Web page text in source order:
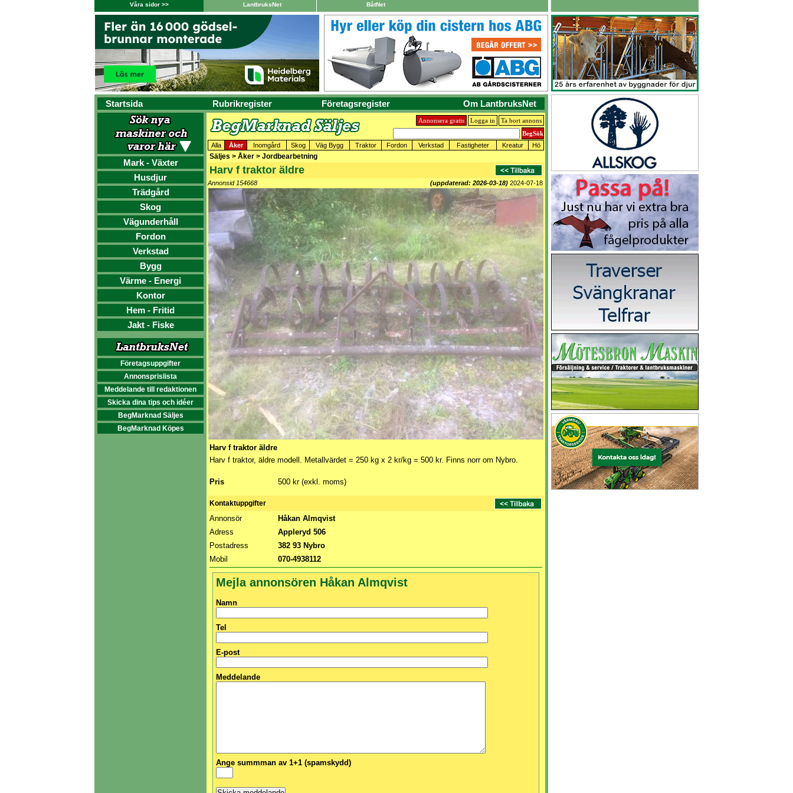
Våra sidor >> LantbruksNet BåtNet
Startsida Rubrikregister Företagsregister Om LantbruksNet
Mark - Växter
Husdjur
Trädgård
Skog
Vägunderhåll
Fordon
Verkstad
Bygg
Värme - Energi
Kontor
Hem - Fritid
Jakt - Fiske
Företagsuppgifter
Annonsprislista
Meddelande till redaktionen
Skicka dina tips och idéer
BegMarknad Säljes
BegMarknad Köpes
Annonsera gratis Logga in Ta bort annons
Alla Åker Inomgård Skog Väg Bygg Traktor Fordon Verkstad Fastigheter Kreatur Hö
Säljes > Åker > Jordbearbetning
Harv f traktor äldre
Annonsid 154668 (uppdaterad: 2026-03-18) 2024-07-18
Harv f traktor äldre
Harv f traktor, äldre modell. Metallvärdet = 250 kg x 2 kr/kg = 500 kr. Finns norr om Nybro.
Pris 500 kr (exkl. moms)
Kontaktuppgifter
Annonsör
Håkan Almqvist
Adress
Appleryd 506
Postadress
382 93 Nybro
Mobil
070-4938112
Mejla annonsören Håkan Almqvist
Namn
Tel
E-post
Meddelande
Ange summman av 1+1 (spamskydd)